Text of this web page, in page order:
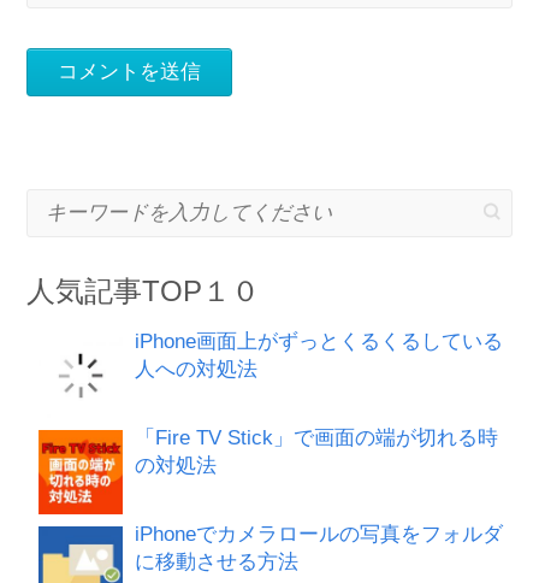
キーワードを入力してください
人気記事TOP１０
iPhone画面上がずっとくるくるしている
人への対処法
「Fire TV Stick」で画面の端が切れる時
の対処法
iPhoneでカメラロールの写真をフォルダ
に移動させる方法